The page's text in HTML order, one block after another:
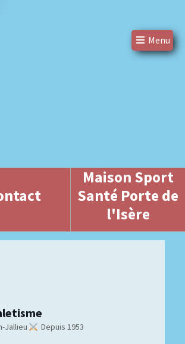
Menu
Maison Sport
Santé Porte de
l'Isère
Jallieu Depuis 1953